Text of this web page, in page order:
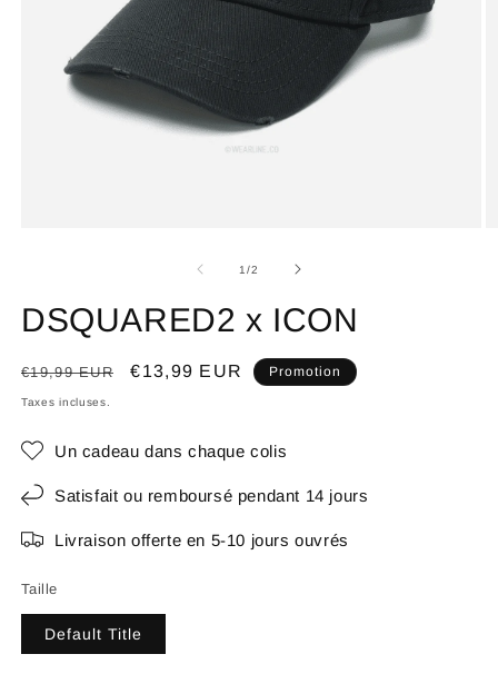
1/de
2
DSQUARED2 x ICON
Prix
habituel
€19,99 EUR
Prix
€13,99 EUR Promotion
Taxes incluses.
Un cadeau dans chaque colis
Satisfait ou remboursé pendant 14 jours
Livraison offerte en 5-10 jours ouvrés
Taille
Default Title